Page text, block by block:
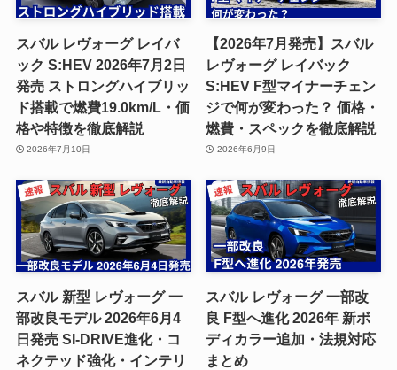
スバル レヴォーグ レイバ
ック S:HEV 2026年7月2日
発売 ストロングハイブリッ
ド搭載で燃費19.0km/L・価
格や特徴を徹底解説
2026年7月10日
【2026年7月発売】スバル
レヴォーグ レイバック
S:HEV F型マイナーチェン
ジで何が変わった？ 価格・
燃費・スペックを徹底解説
2026年6月9日
スバル 新型 レヴォーグ 一
部改良モデル 2026年6月4
日発売 SI-DRIVE進化・コ
ネクテッド強化・インテリ
スバル レヴォーグ 一部改
良 F型へ進化 2026年 新ボ
ディカラー追加・法規対応
まとめ